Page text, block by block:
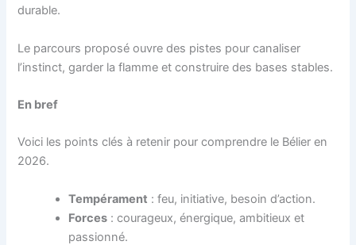
durable.
Le parcours proposé ouvre des pistes pour canaliser
l’instinct, garder la flamme et construire des bases stables.
En bref
Voici les points clés à retenir pour comprendre le Bélier en
2026.
Tempérament : feu, initiative, besoin d’action.
Forces : courageux, énergique, ambitieux et
passionné.